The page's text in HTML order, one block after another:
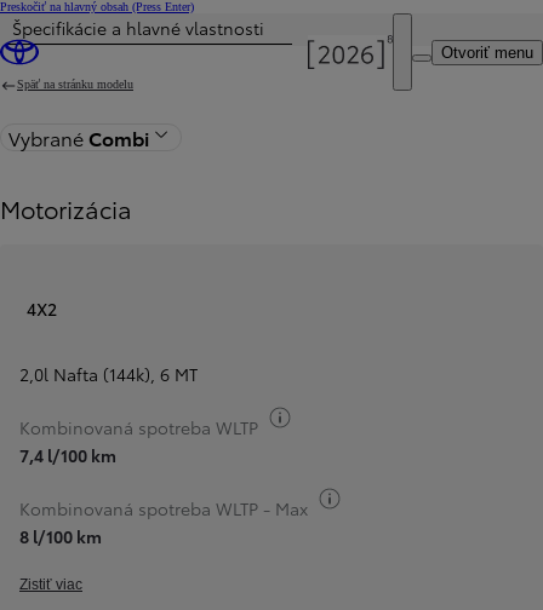
Preskočiť na hlavný obsah (Press Enter)
Otvoriť menu
Cena je aktualizovaná Cena vašej konfigurácie je 34 471 €.
Špecifikácie a hlavné vlastnosti
Späť na stránku modelu
VybranéCombi
Motorizácia
4X2
2,0l Nafta (144k), 6 MT
Kombinovaná spotreba WLTP
7,4 l/100 km
Kombinovaná spotreba WLTP - Max
8 l/100 km
Zistiť viac